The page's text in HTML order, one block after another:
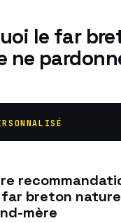
le far
ne
breton
mère